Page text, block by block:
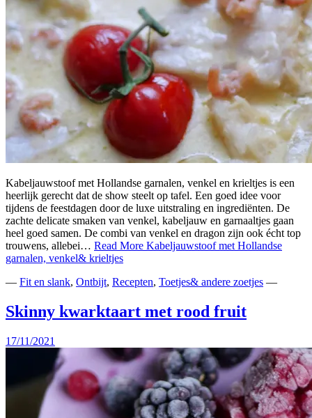
Kabeljauwstoof met Hollandse garnalen, venkel en krieltjes is een
heerlijk gerecht dat de show steelt op tafel. Een goed idee voor
tijdens de feestdagen door de luxe uitstraling en ingrediënten. De
zachte delicate smaken van venkel, kabeljauw en garnaaltjes gaan
heel goed samen. De combi van venkel en dragon zijn ook écht top
trouwens, allebei… Read More Kabeljauwstoof met Hollandse
garnalen, venkel& krieltjes
— Fit en slank, Ontbijt, Recepten, Toetjes& andere zoetjes —
Skinny kwarktaart met rood fruit
17/11/2021